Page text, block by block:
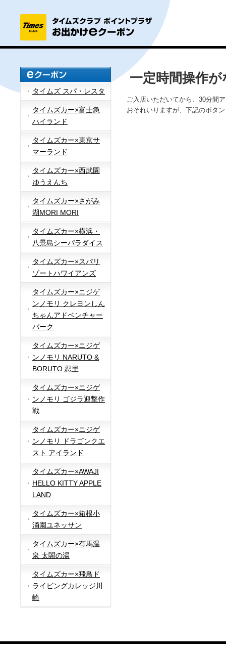
タイムズ スパ・レスタ
タイムズカー×富士急
ハイランド
タイムズカー×東京サ
マーランド
タイムズカー×西武園
ゆうえんち
タイムズカー×さがみ
湖MORI MORI
タイムズカー×横浜・
八景島シーパラダイス
タイムズカー×スパリ
ゾートハワイアンズ
タイムズカー×ニジゲ
ンノモリ クレヨンしん
ちゃんアドベンチャー
パーク
タイムズカー×ニジゲ
ンノモリ NARUTO &
BORUTO 忍里
タイムズカー×ニジゲ
ンノモリ ゴジラ迎撃作
戦
タイムズカー×ニジゲ
ンノモリ ドラゴンクエ
スト アイランド
タイムズカー×AWAJI
HELLO KITTY APPLE
LAND
タイムズカー×箱根小
涌園ユネッサン
タイムズカー×有馬温
泉 太閤の湯
タイムズカー×飛鳥ド
ライビングカレッジ川
崎
一定時間操作
ご入店いただいてから、30分間
おそれいりますが、下記のボタ